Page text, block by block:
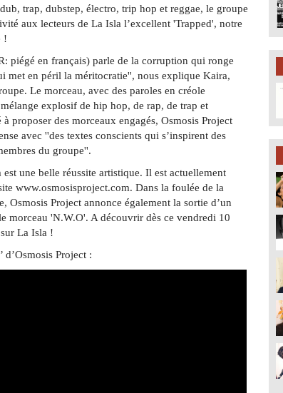
trap, dubstep, électro, trip hop et reggae, le groupe
aux lecteurs de La Isla l’excellent 'Trapped', notre
!
piégé en français) parle de la corruption qui ronge
met en péril la méritocratie'', nous explique Kaira,
Le morceau, avec des paroles en créole
explosif de hip hop, de rap, de trap et
à proposer des morceaux engagés, Osmosis Project
avec ''des textes conscients qui s’inspirent des
du groupe''.
une belle réussite artistique. Il est actuellement
www.osmosisproject.com. Dans la foulée de la
Osmosis Project annonce également la sortie d’un
morceau 'N.W.O'. A découvrir dès ce vendredi 10
La Isla !
d’Osmosis Project :